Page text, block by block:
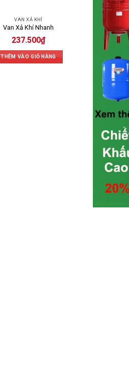
VAN XẢ KHÍ
Van Xả Khí Nhanh
237.500₫
THÊM VÀO GIỎ HÀNG